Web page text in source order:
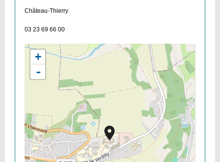
Château-Thierry
03 23 69 66 00
+
-